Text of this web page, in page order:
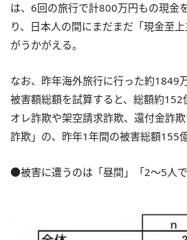
は、6回の旅行で計800万円もの現金
り、日本人の間にまだまだ「現金至
がうかがえる。
なお、昨年海外旅行に行った約1849
被害額総額を試算すると、総額約
オレ詐欺や架空請求詐欺、還付金詐
詐欺」の、昨年1年間の被害総額155
●被害に遭うのは「昼間」「2～5人